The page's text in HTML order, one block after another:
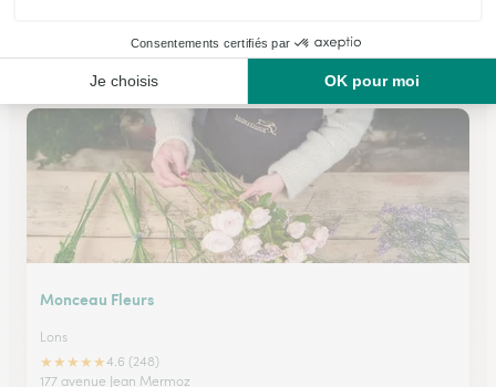
Monceau Fleurs
Lons
★★★★★4.6 (248)
177 avenue Jean Mermoz